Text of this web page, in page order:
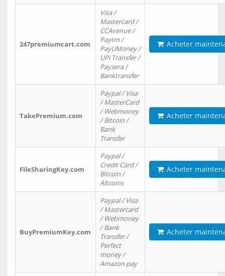
247premiumcart.com
Visa /
Mastercard /
CCAvenue /
Paytm /
PayUMoney /
UPi Transfer /
Paysera /
Banktransfer
Acheter
TakePremium.com
Paypal / Visa
/ MasterCard
/ Webmoney
/ Bitcoin /
Bank
Transfer
Acheter
FileSharingKey.com
Paypal /
Credit Card /
Bitcoin /
Altcoins
Acheter
BuyPremiumKey.com
Paypal / Visa
/ Mastercard
/ Webmoney
/ Bank
Transfer /
Perfect
money /
Amazon pay
Acheter